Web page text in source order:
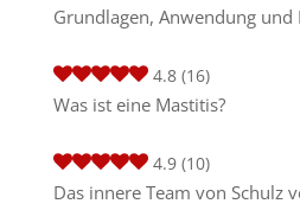
Grundlagen, Anwendung und
4.8 (16)
Was ist eine Mastitis?
4.9 (10)
Das innere Team von Schulz